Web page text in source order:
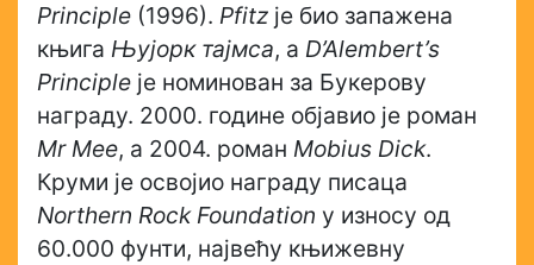
Principle (1996). Pfitz је био запажена
књига Њујорк тајмса, а D’Alembert’s
Principle је номинован за Букерову
награду. 2000. године објавио је роман
Mr Mee, а 2004. роман Mobius Dick.
Круми је освојио награду писаца
Northern Rock Foundation у износу од
60.000 фунти, највећу књижевну